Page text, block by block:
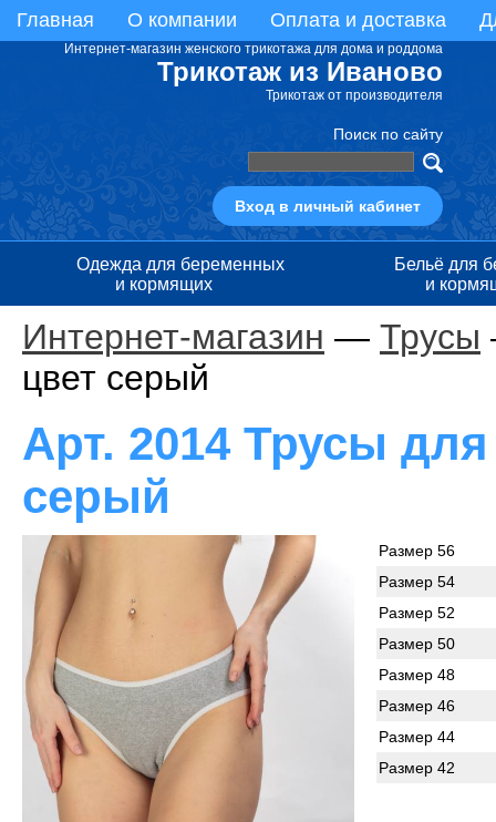
Главная О компании Оплата и доставка
Интернет-магазин женского трикотажа для дома и роддома
Трикотаж из Иваново
Трикотаж от производителя
Поиск по сайту
Вход в личный кабинет
Одежда для беременных
и кормящих
Бельё для
и
Интернет-магазин — Трусы
цвет серый
Арт. 2014 Трусы
серый
Размер 56
Размер 54
Размер 52
Размер 50
Размер 48
Размер 46
Размер 44
Размер 42